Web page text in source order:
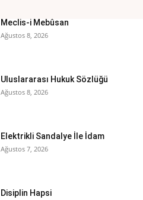
Meclis-i Mebûsan
Ağustos 8, 2026
Uluslararası Hukuk Sözlüğü
Ağustos 8, 2026
Elektrikli Sandalye İle İdam
Ağustos 7, 2026
Disiplin Hapsi